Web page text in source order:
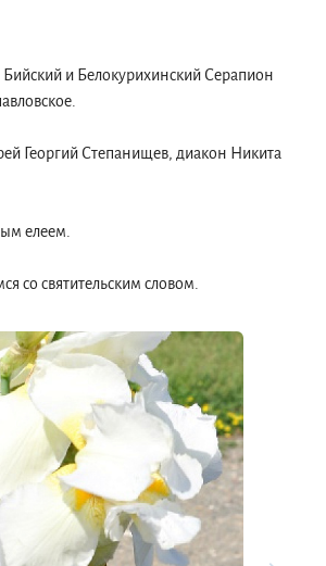
и Белокурихинский Серапион
Георгий Степанищев, диакон Никита
елеем.
со святительским словом.